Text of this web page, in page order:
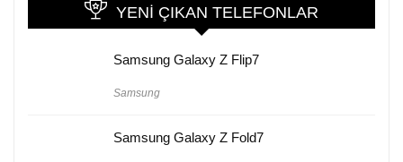
YENI ÇIKAN TELEFONLAR
Samsung Galaxy Z Flip7
Samsung
Samsung Galaxy Z Fold7